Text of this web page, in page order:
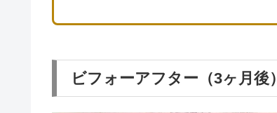
ビフォーアフター（3ヶ月後）